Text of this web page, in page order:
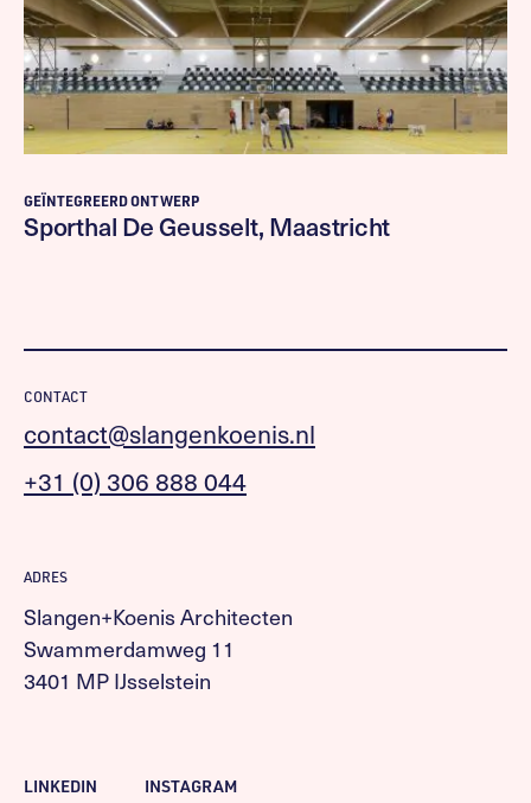
GEÏNTEGREERD ONTWERP
Sporthal De Geusselt, Maastricht
CONTACT
contact@slangenkoenis.nl
+31 (0) 306 888 044
ADRES
Slangen+Koenis Architecten
Swammerdamweg 11
3401 MP IJsselstein
LINKEDIN INSTAGRAM